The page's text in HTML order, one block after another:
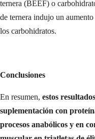
ternera (BEEF) o
de ternera indujo un
los carbohidratos.
Conclusiones
En resumen, estos
suplementación con
procesos anabólicos y en